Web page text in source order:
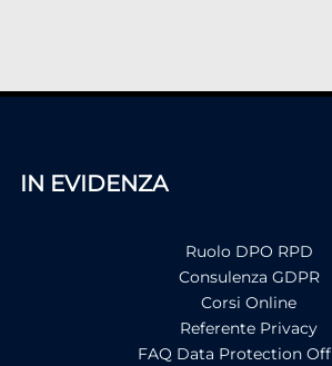
IN EVIDENZA
Ruolo DPO RPD
Consulenza GDPR
Corsi Online
Referente Privacy
FAQ Data Protection